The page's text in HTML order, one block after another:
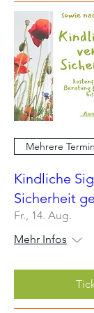
Mehrere
Kindliche
Sicherheit
Fr., 14. Aug.
Mehr Infos